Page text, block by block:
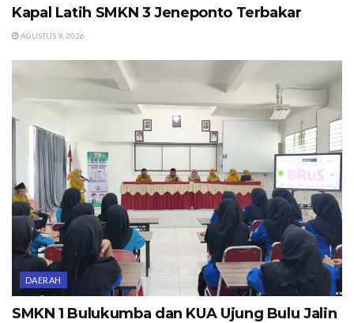
Kapal Latih SMKN 3 Jeneponto Terbakar
AGUSTUS 9, 2026
DAERAH
SMKN 1 Bulukumba dan KUA Ujung Bulu Jalin